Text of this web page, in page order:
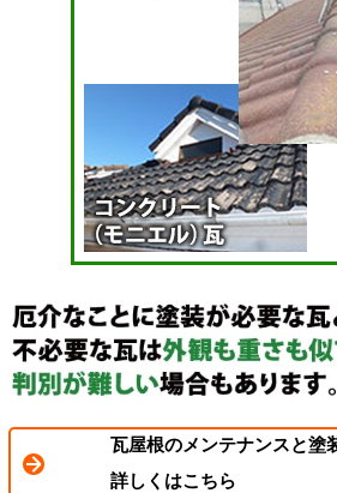
瓦屋根のメンテナンスと塗
詳しくはこちら